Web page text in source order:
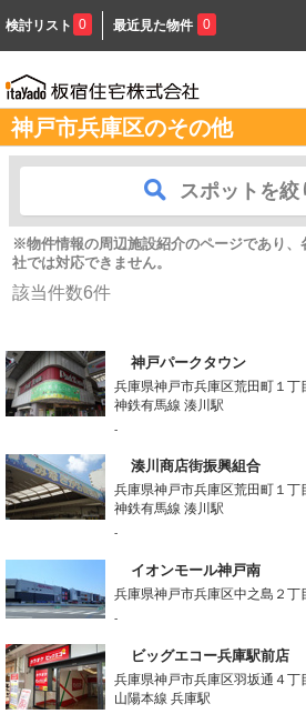
検討リスト 0 最近見た物件 0
神戸市兵庫区のその他
スポットを絞
※物件情報の周辺施設紹介のページであり、
社では対応できません。
該当件数6件
神戸パークタウン
兵庫県神戸市兵庫区荒田町１丁
神鉄有馬線 湊川駅
-
湊川商店街振興組合
兵庫県神戸市兵庫区荒田町１丁
神鉄有馬線 湊川駅
-
イオンモール神戸南
兵庫県神戸市兵庫区中之島２丁
-
ビッグエコー兵庫駅前店
兵庫県神戸市兵庫区羽坂通４丁
山陽本線 兵庫駅